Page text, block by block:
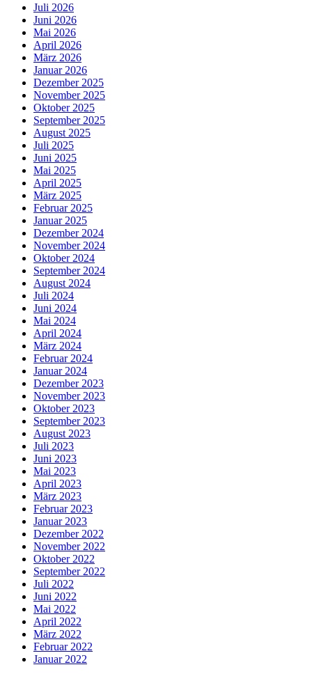
Juli 2026
Juni 2026
Mai 2026
April 2026
März 2026
Januar 2026
Dezember 2025
November 2025
Oktober 2025
September 2025
August 2025
Juli 2025
Juni 2025
Mai 2025
April 2025
März 2025
Februar 2025
Januar 2025
Dezember 2024
November 2024
Oktober 2024
September 2024
August 2024
Juli 2024
Juni 2024
Mai 2024
April 2024
März 2024
Februar 2024
Januar 2024
Dezember 2023
November 2023
Oktober 2023
September 2023
August 2023
Juli 2023
Juni 2023
Mai 2023
April 2023
März 2023
Februar 2023
Januar 2023
Dezember 2022
November 2022
Oktober 2022
September 2022
Juli 2022
Juni 2022
Mai 2022
April 2022
März 2022
Februar 2022
Januar 2022